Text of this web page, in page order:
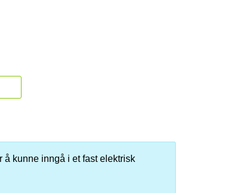
å kunne inngå i et fast elektrisk